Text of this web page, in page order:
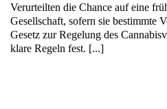
Verurteilten die Chance auf eine
Gesellschaft, sofern sie bestimmte
Gesetz zur Regelung des
klare Regeln fest. [...]